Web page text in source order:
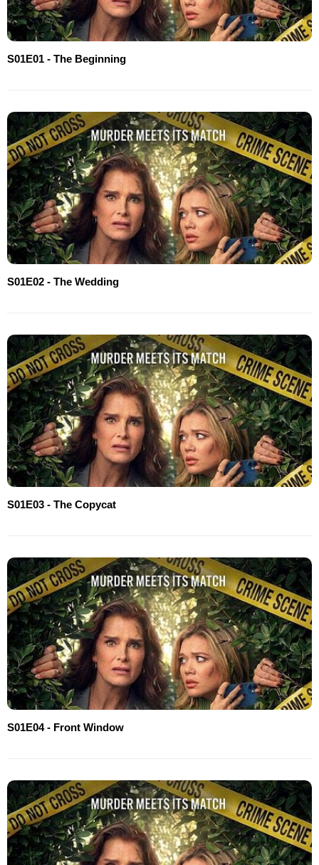
S01E01 - The Beginning
S01E02 - The Wedding
S01E03 - The Copycat
S01E04 - Front Window